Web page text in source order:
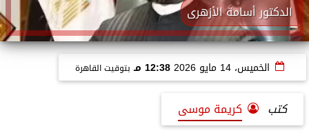
الدكتور أسامة الأزهرى
الخميس، 14 مايو 2026 12:38 مـ بتوقيت القاهرة
كتب
كريمة موسى